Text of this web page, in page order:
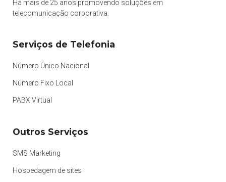
Há mais de 25 anos promovendo soluções em
telecomunicação corporativa.
Serviços de Telefonia
Número Único Nacional
Número Fixo Local
PABX Virtual
Outros Serviços
SMS Marketing
Hospedagem de sites